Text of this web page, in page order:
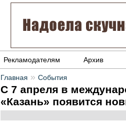
Рекламодателям Архив
Главная » События
С 7 апреля в
«Казань» появится